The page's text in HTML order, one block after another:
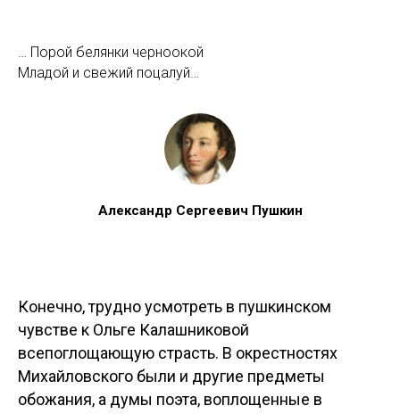
… Порой белянки черноокой
Младой и свежий поцалуй…
Александр Сергеевич Пушкин
Конечно, трудно усмотреть в пушкинском
чувстве к Ольге Калашниковой
всепоглощающую страсть. В окрестностях
Михайловского были и другие предметы
обожания, а думы поэта, воплощенные в